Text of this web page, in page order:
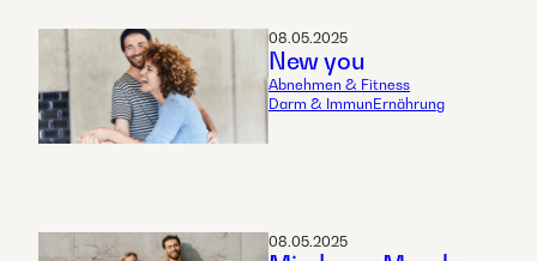
08.05.2025
New you
Abnehmen & Fitness
Darm & ImmunErnährung
08.05.2025